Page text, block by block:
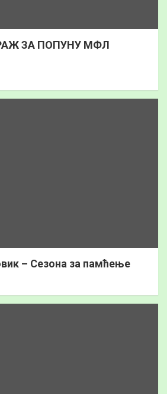
ЗА ПОПУНУ МФЛ
– Сезона за памћење